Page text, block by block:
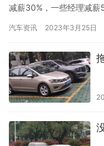
减薪30%，一些经理减薪
2000人。并且，被解雇
巨大转变。当时，威马汽
汽车资讯 2023年3月25日